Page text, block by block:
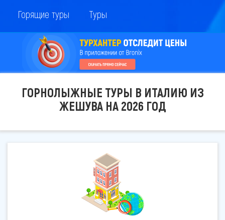
Горящие туры Туры
ГОРНОЛЫЖНЫЕ ТУРЫ В ИТАЛИЮ ИЗ
ЖЕШУВА НА 2026 ГОД